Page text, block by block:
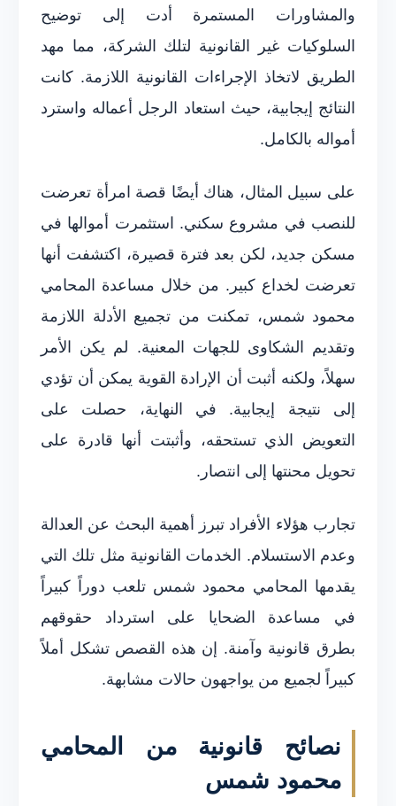
والمشاورات المستمرة أدت إلى توضيح
السلوكيات غير القانونية لتلك الشركة، مما مهد
الطريق لاتخاذ الإجراءات القانونية اللازمة. كانت
النتائج إيجابية، حيث استعاد الرجل أعماله واسترد
أمواله بالكامل.
على سبيل المثال، هناك أيضًا قصة امرأة تعرضت
للنصب في مشروع سكني. استثمرت أموالها في
مسكن جديد، لكن بعد فترة قصيرة، اكتشفت أنها
تعرضت لخداع كبير. من خلال مساعدة المحامي
محمود شمس، تمكنت من تجميع الأدلة اللازمة
وتقديم الشكاوى للجهات المعنية. لم يكن الأمر
سهلاً، ولكنه أثبت أن الإرادة القوية يمكن أن تؤدي
إلى نتيجة إيجابية. في النهاية، حصلت على
التعويض الذي تستحقه، وأثبتت أنها قادرة على
تحويل محنتها إلى انتصار.
تجارب هؤلاء الأفراد تبرز أهمية البحث عن العدالة
وعدم الاستسلام. الخدمات القانونية مثل تلك التي
يقدمها المحامي محمود شمس تلعب دوراً كبيراً
في مساعدة الضحايا على استرداد حقوقهم
بطرق قانونية وآمنة. إن هذه القصص تشكل أملاً
كبيراً لجميع من يواجهون حالات مشابهة.
نصائح قانونية من المحامي
محمود شمس